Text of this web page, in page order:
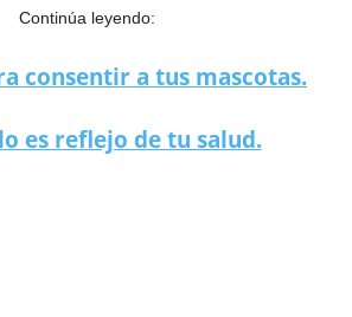
Continúa leyendo:
consentir a tus mascotas.
es reflejo de tu salud.